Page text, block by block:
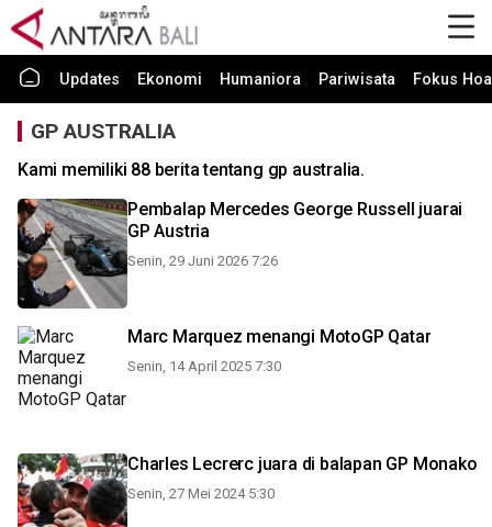
Updates Ekonomi Humaniora Pariwisata Fokus
GP AUSTRALIA
Kami memiliki 88 berita tentang gp australia.
Pembalap Mercedes George Russell juarai
GP Austria
Senin, 29 Juni 2026 7:26
Marc Marquez menangi MotoGP Qatar
Senin, 14 April 2025 7:30
Charles Lecrerc juara di balapan GP Monako
Senin, 27 Mei 2024 5:30